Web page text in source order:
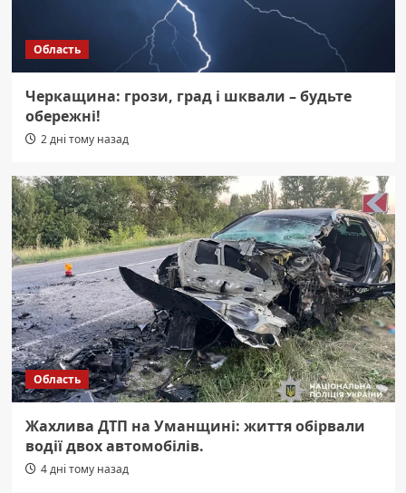
Область
Черкащина: грози, град і шквали – будьте
обережні!
2 дні тому назад
Область
Жахлива ДТП на Уманщині: життя обірвали
водії двох автомобілів.
4 дні тому назад